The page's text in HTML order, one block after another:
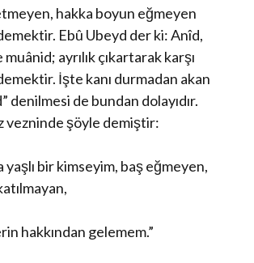
hakka boyun eğmeyen
Ebû Ubeyd der ki: Anîd,
ayrılık çıkartarak karşı
İşte kanı durmadan akan
denilmesi de bundan dolayıdır.
vezninde şöyle demiştir:
yaşlı bir kimseyim, baş eğmeyen,
hakkından gelemem.”